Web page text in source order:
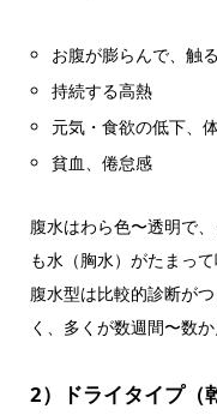
お腹が膨らんで、触
持続する高熱
元気・食欲の低下、
貧血、倦怠感
腹水はわら色〜透明で
も水（胸水）がたまっ
腹水型は比較的診断が
く、多くが数週間〜数
2）ドライタイプ（